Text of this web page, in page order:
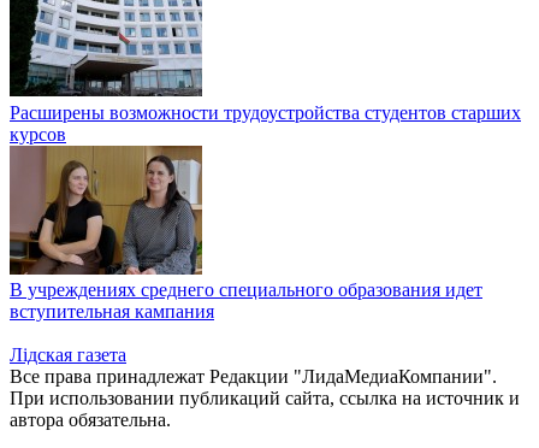
Расширены возможности трудоустройства студентов старших
курсов
В учреждениях среднего специального образования идет
вступительная кампания
Лiдская газета
Все права принадлежат Редакции "ЛидаМедиаКомпании".
При использовании публикаций сайта, ссылка на источник и
автора обязательна.